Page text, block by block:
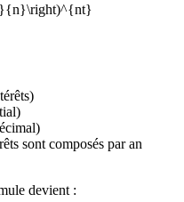
sont composés par an
devient :